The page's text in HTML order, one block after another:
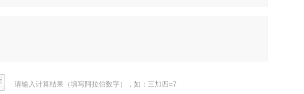
请输入计算结果（填写阿拉伯数字），如：三加四=7